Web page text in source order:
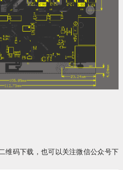
维码下载，也可以关注微信公众号下